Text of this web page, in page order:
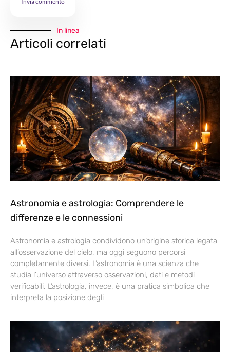
In linea
Articoli correlati
Astronomia e astrologia: Comprendere le
differenze e le connessioni
Astronomia e astrologia condividono un’origine storica legata
all’osservazione del cielo, ma oggi seguono percorsi
completamente diversi. L’astronomia è una scienza che
studia l’universo attraverso osservazioni, dati e metodi
verificabili. L’astrologia, invece, è una pratica simbolica che
interpreta la posizione degli